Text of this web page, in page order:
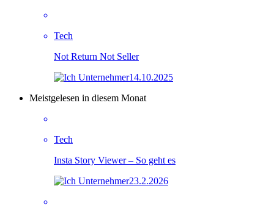
Tech
Not Return Not Seller
14.10.2025
Meistgelesen in diesem Monat
Tech
Insta Story Viewer – So geht es
23.2.2026